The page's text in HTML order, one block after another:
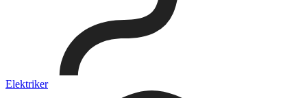
Elektriker